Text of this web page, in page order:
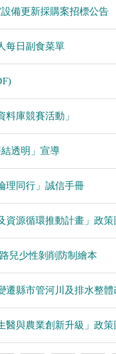
備更新採購案招標公告
每日副食菜單
料庫競賽活動」
透明」宣導
理同行」誠信手冊
資源循環推動計畫」政策
兒少性剝削防制繪本
遷縣市管河川及排水整
醫與農業創新升級」政策